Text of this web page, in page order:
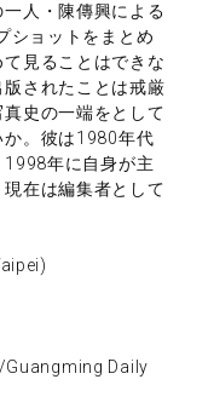
人・陳傳興による
ショットをまとめ
見ることはできな
されたことは戒厳
史の一端をとして
か。彼は1980年代
年に自身が主
在は編集者として
Guangming Daily